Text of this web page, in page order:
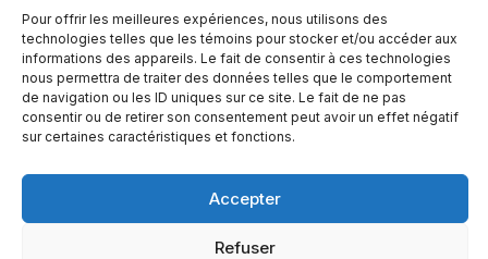
Pour offrir les meilleures expériences, nous utilisons des
technologies telles que les témoins pour stocker et/ou accéder aux
informations des appareils. Le fait de consentir à ces technologies
nous permettra de traiter des données telles que le comportement
de navigation ou les ID uniques sur ce site. Le fait de ne pas
consentir ou de retirer son consentement peut avoir un effet négatif
sur certaines caractéristiques et fonctions.
Accepter
Refuser
© Copyright 2026 – Altomédia Inc |
Ce site internet a été conçu et développé par Chameleon Ideas